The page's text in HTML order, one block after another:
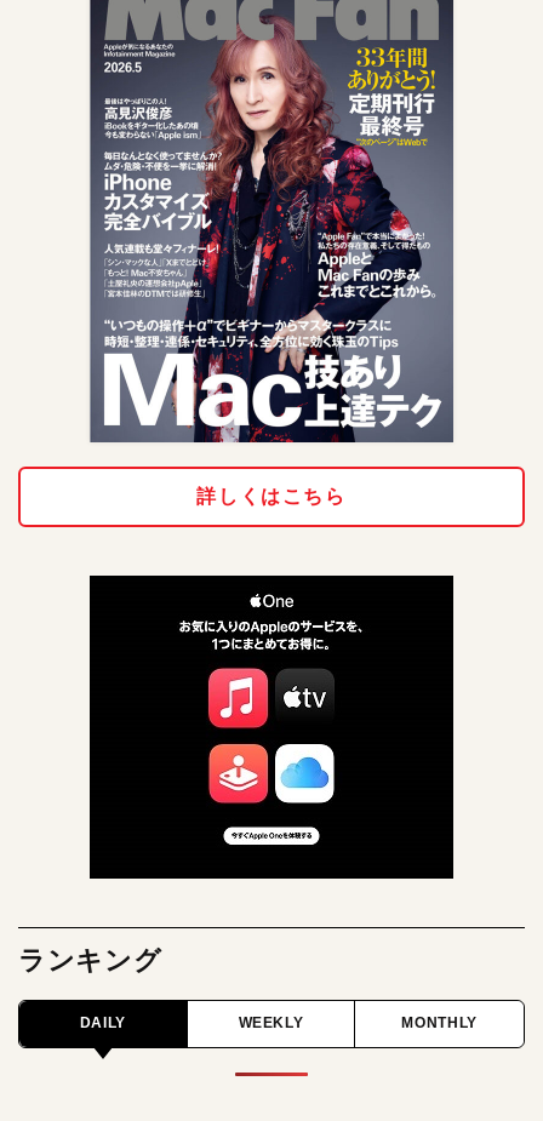
詳しくはこちら
ランキング
DAILY WEEKLY MONTHLY